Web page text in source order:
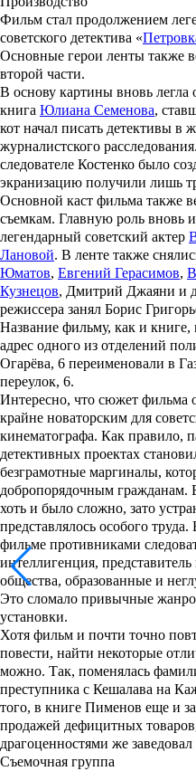
Фильм стал продолжением
советского детектива «
Основные герои ленты также
второй части.
В основу картины вновь легла
книга Юлиана Семенова,
кот начал писать детективы в
журналистского
следователе Костенко было
экранизацию получили лишь
Основной каст фильма также
съемкам. Главную роль вновь
легендарный советский актер
Лановой. В ленте также
Юматов, Евгений Герасимов,
Кузнецов, Дмитрий Джаяни и
режиссера занял Борис
Название фильму, как и книге,
адрес одного из отделений
Огарёва, 6 переименовали в
переулок, 6.
Интересно, что сюжет фильма
крайне новаторским для
кинематографа. Как правило,
детективных проектах
безграмотные маргиналы,
добропорядочным гражданам.
хоть и было сложно, зато
представлялось особого
фильме противниками
интеллигенция,
общества, образованные и
Это сломало привычные
установки.
Хотя фильм и почти точно
повести, найти некоторые
можно. Так, поменялась
преступника с Кешалава на
того, в книге Пименов еще и
продажей дефицитных
драгоценностями же
Съемочная группа